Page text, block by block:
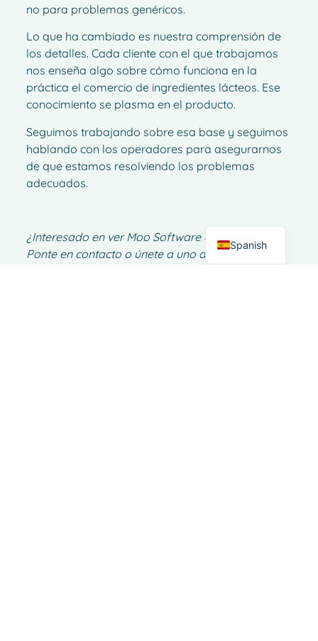
no para problemas genéricos.
Lo que ha cambiado es nuestra comprensión de
los detalles. Cada cliente con el que trabajamos
nos enseña algo sobre cómo funciona en la
práctica el comercio de ingredientes lácteos. Ese
conocimiento se plasma en el producto.
Seguimos trabajando sobre esa base y seguimos
hablando con los operadores para asegurarnos
de que estamos resolviendo los problemas
adecuados.
¿Interesado en ver Moo Software en acción?
Ponte en contacto o únete a uno de nuestros
Spanish
German
Italian
French